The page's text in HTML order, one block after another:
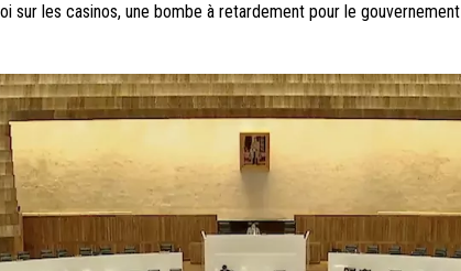
sur les casinos, une bombe à retardement pour le gouvernement